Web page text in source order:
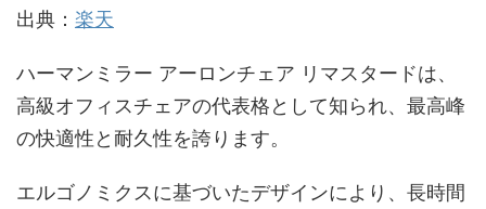
出典： 楽天
ハーマンミラー アーロンチェア リマスタードは、
高級オフィスチェアの代表格として知られ、最高峰
の快適性と耐久性を誇ります。
エルゴノミクスに基づいたデザインにより、長時間